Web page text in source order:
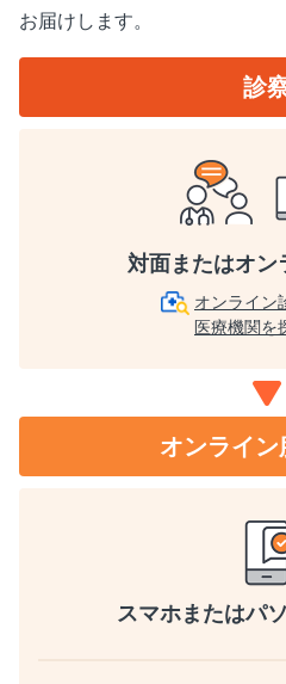
お届けします。
診
対面またはオン
オンライン
医療機関を
オンライン
スマホまたはパ